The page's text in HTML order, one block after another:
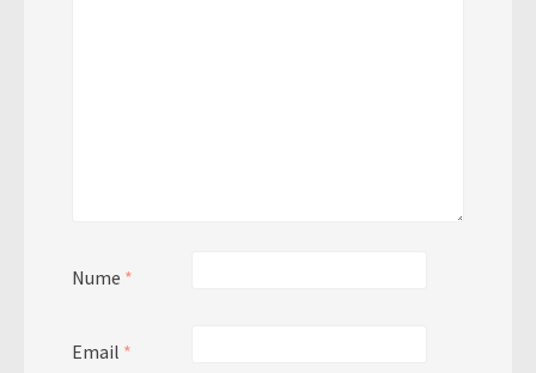
Nume *
Email *